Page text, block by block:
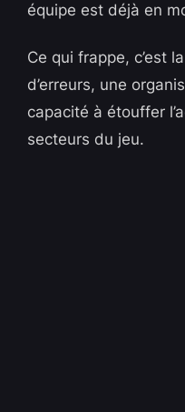
équipe est déjà en
Ce qui frappe, c’est
d’erreurs, une
capacité à étouffer
secteurs du jeu.